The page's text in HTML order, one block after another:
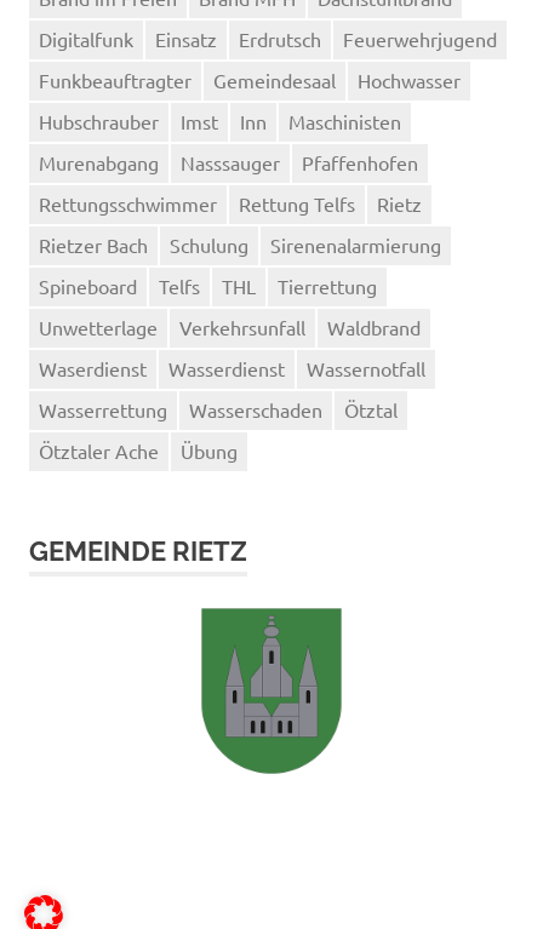
Digitalfunk
Einsatz Erdrutsch
Feuerwehrjugend
Funkbeauftragter
Gemeindesaal
Hochwasser
Hubschrauber
Imst Inn
Maschinisten
Murenabgang
Nasssauger
Pfaffenhofen
Rettungsschwimmer
Rettung Telfs
Rietz
Rietzer Bach
Schulung
Sirenenalarmierung
Spineboard
Telfs THL
Tierrettung
Unwetterlage
Verkehrsunfall
Waldbrand
Waserdienst
Wasserdienst
Wassernotfall
Wasserrettung
Wasserschaden
Ötztal
Ötztaler Ache
Übung
GEMEINDE RIETZ